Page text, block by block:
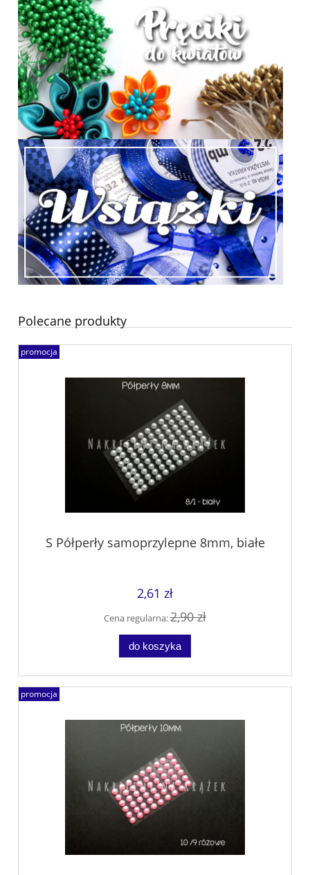
Polecane produkty
S Półperły samoprzylepne 8mm, białe
2,61 zł
Cena regularna:2,90 zł
do koszyka
promocja
promocja